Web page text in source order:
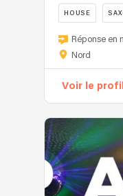
HOUSE
DJ
établi
développé
je
vous
propose
des
Réponse en
Nord
Voir le profil